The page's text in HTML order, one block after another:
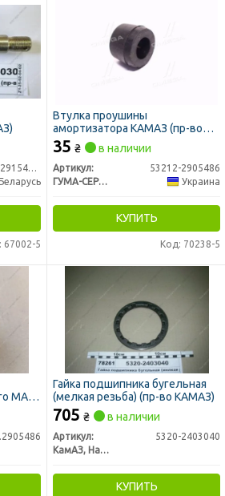
97583-2915470-030
Беларусь
67002-5
Втулка проушины
амортизатора КАМАЗ (пр-во
Украина)
35 ₴ в наличии
Артикул:
53212-2905486
ГУМА-СЕРВІС УКРАЇНА
Украина
КУПИТЬ
Код: 70238-5
МАЗ
Гайка подшипника бугельная
(мелкая резьба) (пр-во КАМАЗ)
705 ₴ в наличии
Артикул:
5320-2403040
КамАЗ, Набережные Челны
КУПИТЬ